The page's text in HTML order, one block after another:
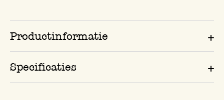
Productinformatie
Specificaties